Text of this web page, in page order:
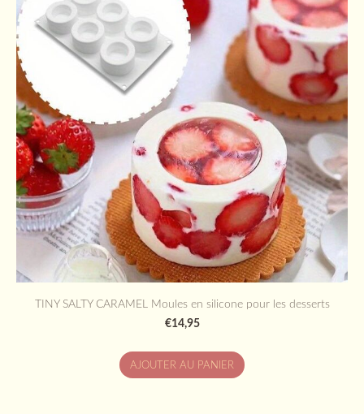
TINY SALTY CARAMEL Moules en silicone pour les desserts
€14,95
AJOUTER AU PANIER